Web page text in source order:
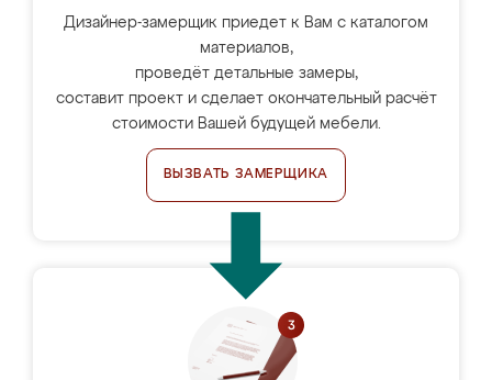
Дизайнер-замерщик приедет к Вам с каталогом
материалов,
проведёт детальные замеры,
составит проект и сделает окончательный расчёт
стоимости Вашей будущей мебели.
ВЫЗВАТЬ ЗАМЕРЩИКА